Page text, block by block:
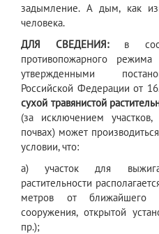
задымление. А дым, как
человека.
ДЛЯ СВЕДЕНИЯ: в
противопожарного
утвержденными
Российской Федерации от
сухой травянистой
(за исключением
почвах) может
условии, что:
а) участок для
растительности
метров от ближайшего
сооружения, открытой
пр.);